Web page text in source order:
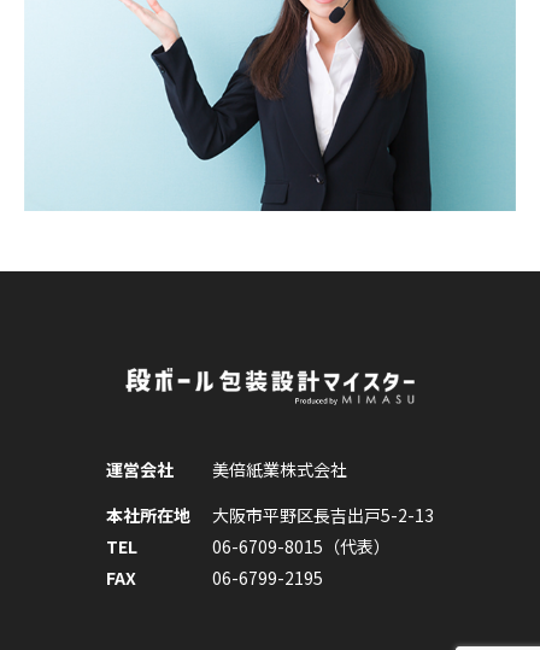
運営会社
美倍紙業株式会社
本社所在地
大阪市平野区長吉出戸5-2-13
TEL
06-6709-8015（代表）
FAX
06-6799-2195